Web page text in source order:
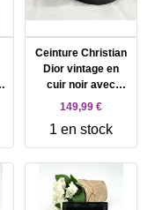
Ceinture Christian
Dior vintage en
cuir noir avec
boucle logo D
cuir, taille 85
149,99 €
1 en stock